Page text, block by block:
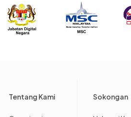
Tentang Kami Sokongan